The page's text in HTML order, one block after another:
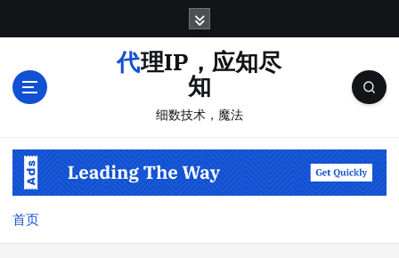
代理IP，应知尽
知
细数技术，魔法
首页